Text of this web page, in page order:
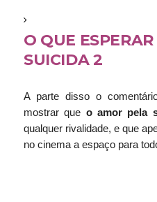
O QUE
SUICIDA 2
A parte disso o
mostrar que o amor pela
qualquer rivalidade, e que
no cinema a espaço para